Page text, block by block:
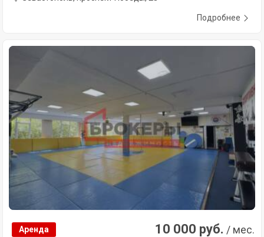
Подробнее
Аренда 10 000 руб. / мес.